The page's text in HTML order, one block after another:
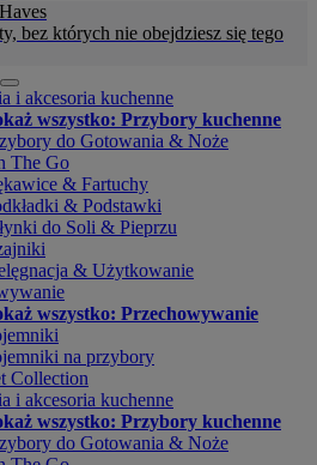
bez których nie obejdziesz się tego
i akcesoria kuchenne
wszystko: Przybory kuchenne
do Gotowania & Noże
The Go
& Fartuchy
& Podstawki
do Soli & Pieprzu
& Użytkowanie
wszystko: Przechowywanie
na przybory
Collection
i akcesoria kuchenne
wszystko: Przybory kuchenne
do Gotowania & Noże